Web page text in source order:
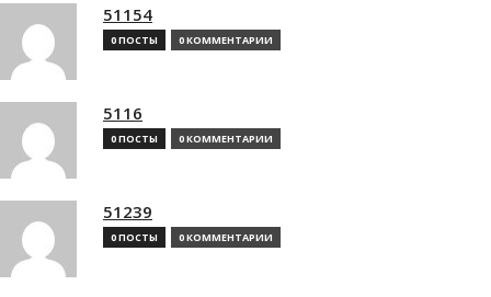
51154
0 ПОСТЫ 0 КОММЕНТАРИИ
5116
0 ПОСТЫ 0 КОММЕНТАРИИ
51239
0 ПОСТЫ 0 КОММЕНТАРИИ